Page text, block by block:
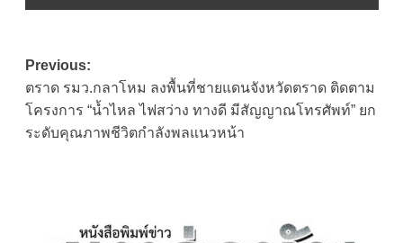
Post
navigation
Previous:
ตราด รมว.กลาโหม ลงพื้นที่ชายแดนจังหวัดตราด ติดตาม
โครงการ “น้ำไหล ไฟสว่าง ทางดี มีสัญญาณโทรศัพท์” ยก
ระดับคุณภาพชีวิตกำลังพลแนวหน้า